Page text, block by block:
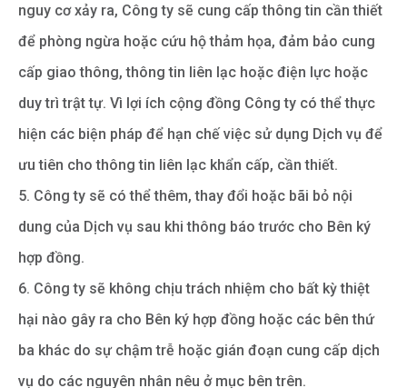
nguy cơ xảy ra, Công ty sẽ cung cấp thông tin cần thiết
để phòng ngừa hoặc cứu hộ thảm họa, đảm bảo cung
cấp giao thông, thông tin liên lạc hoặc điện lực hoặc
duy trì trật tự. Vì lợi ích cộng đồng Công ty có thể thực
hiện các biện pháp để hạn chế việc sử dụng Dịch vụ để
ưu tiên cho thông tin liên lạc khẩn cấp, cần thiết.
5. Công ty sẽ có thể thêm, thay đổi hoặc bãi bỏ nội
dung của Dịch vụ sau khi thông báo trước cho Bên ký
hợp đồng.
6. Công ty sẽ không chịu trách nhiệm cho bất kỳ thiệt
hại nào gây ra cho Bên ký hợp đồng hoặc các bên thứ
ba khác do sự chậm trễ hoặc gián đoạn cung cấp dịch
vụ do các nguyên nhân nêu ở mục bên trên.